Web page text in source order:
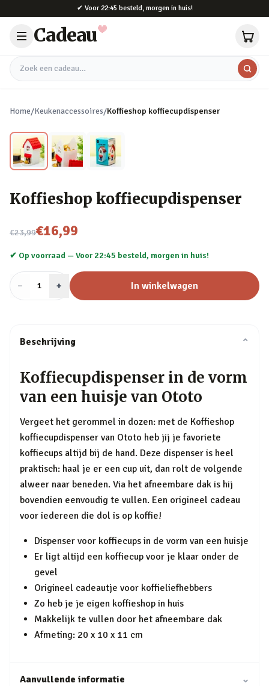
✔ Voor 22:45 besteld, morgen in huis!
Cadeau
Zoek een cadeau
Home/Keukenaccessoires/Koffieshop koffiecupdispenser
Koffieshop koffiecupdispenser
€23,99
Nu voor€16,99
✔ Op voorraad —Voor 22:45 besteld, morgen in huis!
− Aantal
1 + In winkelwagen
Beschrijving ⌄
Koffiecupdispenser in de vorm
van een huisje van Ototo
Vergeet het gerommel in dozen: met de Koffieshop
koffiecupdispenser van Ototo heb jij je favoriete
koffiecups altijd bij de hand. Deze dispenser is heel
praktisch: haal je er een cup uit, dan rolt de volgende
alweer naar beneden. Via het afneembare dak is hij
bovendien eenvoudig te vullen. Een origineel cadeau
voor iedereen die dol is op koffie!
Dispenser voor koffiecups in de vorm van een huisje
Er ligt altijd een koffiecup voor je klaar onder de
gevel
Origineel cadeautje voor koffieliefhebbers
Zo heb je je eigen koffieshop in huis
Makkelijk te vullen door het afneembare dak
Afmeting: 20 x 10 x 11 cm
Aanvullende informatie ⌄